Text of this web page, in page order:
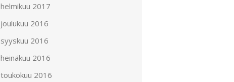
helmikuu 2017
joulukuu 2016
syyskuu 2016
heinäkuu 2016
toukokuu 2016